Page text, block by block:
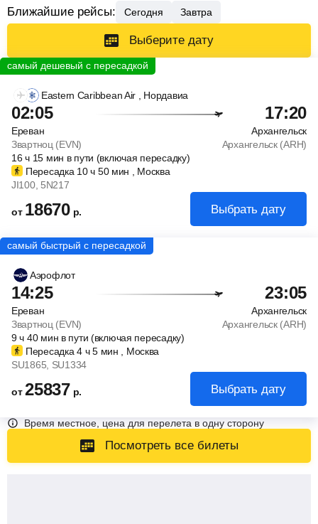
Ближайшие рейсы:
Сегодня Завтра
Выберите дату
Eastern Caribbean Air , Нордавиа
02:05 17:20
Ереван
Архангельск
Звартноц (EVN)
Архангельск (ARH)
16ч15 мин в пути (включая пересадку)
Пересадка 10ч 50 мин , Москва
JI100, 5N217
от 18670 р. Выбрать дату
Аэрофлот
14:25 23:05
Ереван
Архангельск
Звартноц (EVN)
Архангельск (ARH)
9ч 40 мин в пути (включая пересадку)
Пересадка 4 ч5 мин , Москва
SU1865 , SU1334
от25837 р. Выбрать дату
Время местное, цена для перелета в одну сторону
Посмотреть все билеты